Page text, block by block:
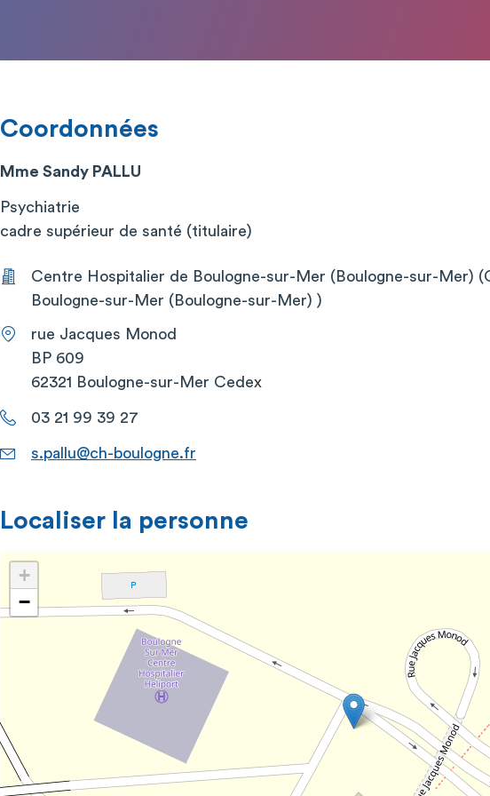
Coordonnées
Mme Sandy PALLU
Psychiatrie
cadre supérieur de santé (titulaire)
Centre Hospitalier de Boulogne-sur-Mer (Boulogne-sur-Mer)
Boulogne-sur-Mer (Boulogne-sur-Mer) )
rue Jacques Monod
BP 609
62321 Boulogne-sur-Mer Cedex
03 21 99 39 27
s.pallu@ch-boulogne.fr
Localiser la personne
+
−